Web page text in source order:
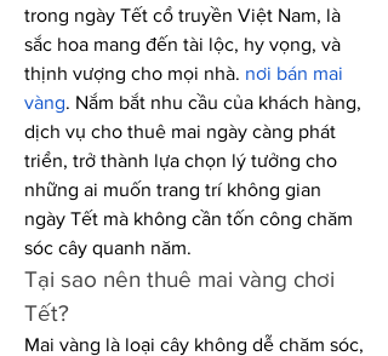
trong ngày Tết cổ truyền Việt Nam, là
sắc hoa mang đến tài lộc, hy vọng, và
thịnh vượng cho mọi nhà. nơi bán mai
vàng. Nắm bắt nhu cầu của khách hàng,
dịch vụ cho thuê mai ngày càng phát
triển, trở thành lựa chọn lý tưởng cho
những ai muốn trang trí không gian
ngày Tết mà không cần tốn công chăm
sóc cây quanh năm.
Tại sao nên thuê mai vàng chơi
Tết?
Mai vàng là loại cây không dễ chăm sóc,